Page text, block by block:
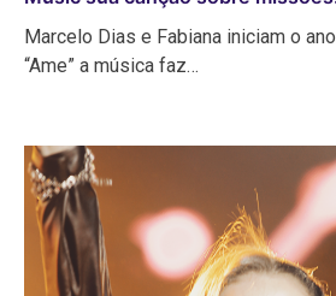
Marcelo Dias e Fabiana iniciam o
“Ame” a música faz…